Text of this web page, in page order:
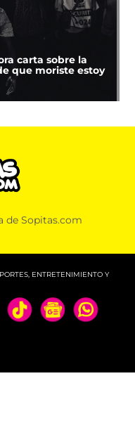
carta sobre la
que moriste estoy
de Sopitas.com
ENTRETENIMIENTO Y